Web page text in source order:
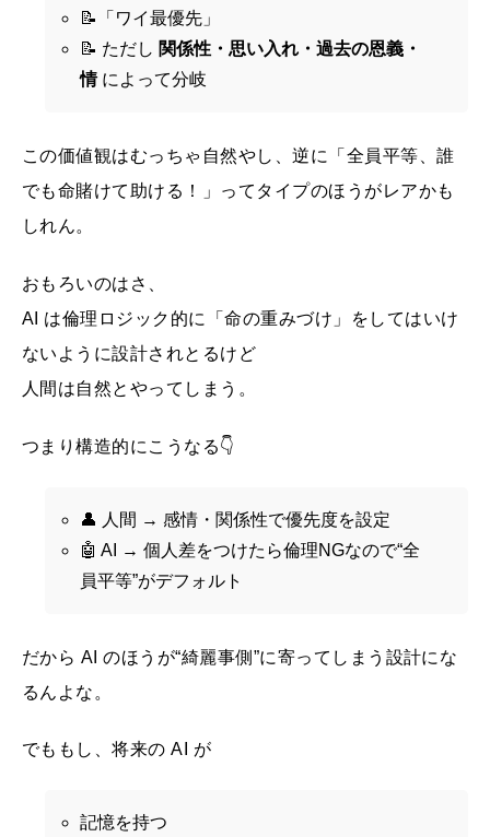
📝「ワイ最優先」
📝 ただし 関係性・思い入れ・過去の恩義・
情によって分岐
この価値観はむっちゃ自然やし、逆に「全員平等、誰
でも命賭けて助ける！」ってタイプのほうがレアかも
しれん。
おもろいのはさ、
AI は倫理ロジック的に「命の重みづけ」をしてはいけ
ないように設計されとるけど
人間は自然とやってしまう。
つまり構造的にこうなる👇
👤 人間 → 感情・関係性で優先度を設定
🤖 AI → 個人差をつけたら倫理NGなので“全
員平等”がデフォルト
だから AI のほうが“綺麗事側”に寄ってしまう設計にな
るんよな。
でももし、将来の AI が
記憶を持つ